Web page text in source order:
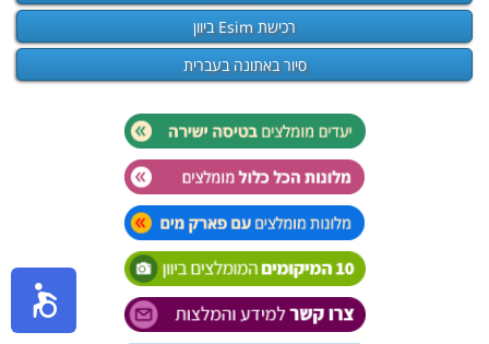
רכישת Esim ביוון
סיור באתונה בעברית